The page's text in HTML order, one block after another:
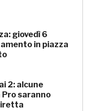
giovedì 6
in piazza
2: alcune
saranno